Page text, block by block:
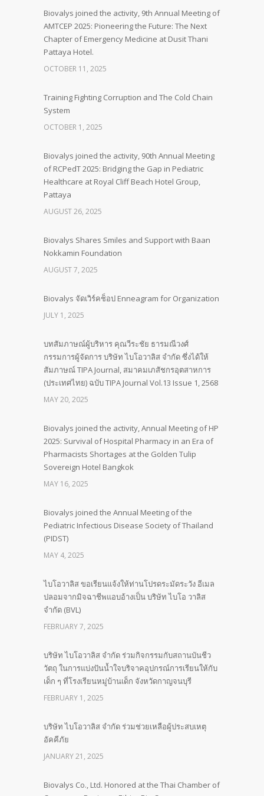
Biovalys joined the activity, 9th Annual Meeting of
AMTCEP 2025: Pioneering the Future: The Next
Chapter of Emergency Medicine at Dusit Thani
Pattaya Hotel.
OCTOBER 11, 2025
Training Fighting Corruption and The Cold Chain
System
OCTOBER 1, 2025
Biovalys joined the activity, 90th Annual Meeting
of RCPedT 2025: Bridging the Gap in Pediatric
Healthcare at Royal Cliff Beach Hotel Group,
Pattaya
AUGUST 26, 2025
Biovalys Shares Smiles and Support with Baan
Nokkamin Foundation
AUGUST 7, 2025
Biovalys จัดเวิร์คช็อป Enneagram for Organization
JULY 1, 2025
บทสัมภาษณ์ผู้บริหาร คุณวีระชัย ธารมณีวงศ์
กรรมการผู้จัดการ บริษัท ไบโอวาลิส จำกัด ซึ่งได้ให้
สัมภาษณ์ TIPA Journal, สมาคมเภสัชกรอุตสาหการ
(ประเทศไทย) ฉบับ TIPA Journal Vol.13 Issue 1, 2568
MAY 20, 2025
Biovalys joined the activity, Annual Meeting of HP
2025: Survival of Hospital Pharmacy in an Era of
Pharmacists Shortages at the Golden Tulip
Sovereign Hotel Bangkok
MAY 16, 2025
Biovalys joined the Annual Meeting of the
Pediatric Infectious Disease Society of Thailand
(PIDST)
MAY 4, 2025
ไบโอวาลิส ขอเรียนแจ้งให้ท่านโปรดระมัดระวัง อีเมล
ปลอมจากมิจฉาชีพแอบอ้างเป็น บริษัท ไบโอ วาลิส
จำกัด (BVL)
FEBRUARY 7, 2025
บริษัท ไบโอวาลิส จำกัด ร่วมกิจกรรมกับสถานบันชีว
วัตถุ ในการแบ่งปันน้ำใจบริจาคอุปกรณ์การเรียนให้กับ
เด็ก ๆ ที่โรงเรียนหมู่บ้านเด็ก จังหวัดกาญจนบุรี
FEBRUARY 1, 2025
บริษัท ไบโอวาลิส จำกัด ร่วมช่วยเหลือผู้ประสบเหตุ
อัคคีภัย
JANUARY 21, 2025
Biovalys Co., Ltd. Honored at the Thai Chamber of